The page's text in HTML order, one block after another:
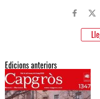
Edicions anteriors